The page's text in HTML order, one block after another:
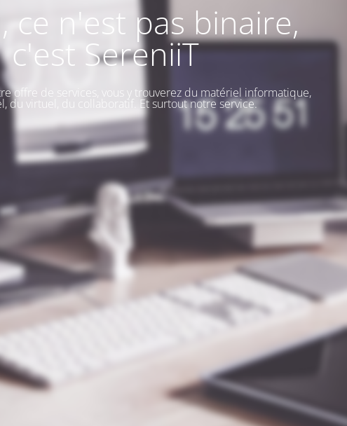
ce n'est pas binaire,
c'est SereniiT
offre de services, vous y trouverez du matériel informatique,
du virtuel, du collaboratif. Et surtout notre service.